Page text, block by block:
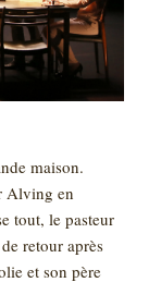
maison.
Alving en
tout, le pasteur
retour après
et son père